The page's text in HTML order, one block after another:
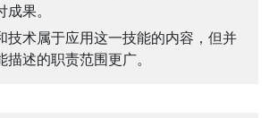
果。
技术属于应用这一技能的内容，但并
述的职责范围更广。